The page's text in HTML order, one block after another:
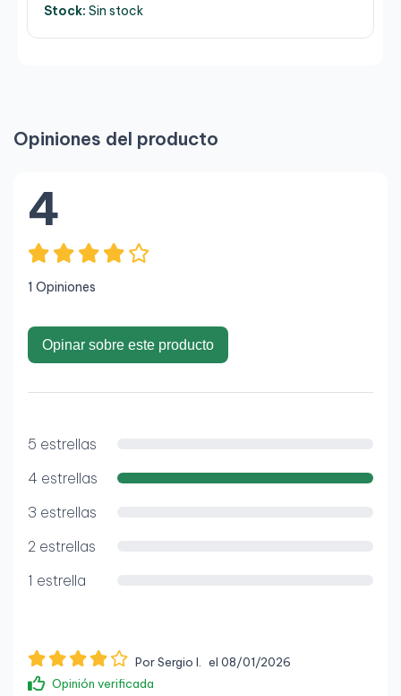
Stock: Sin stock
Opiniones del producto
4
1 Opiniones
Opinar sobre este producto
5 estrellas
4 estrellas
3 estrellas
2 estrellas
1 estrella
Por Sergio l.
el 08/01/2026
Opinión verificada